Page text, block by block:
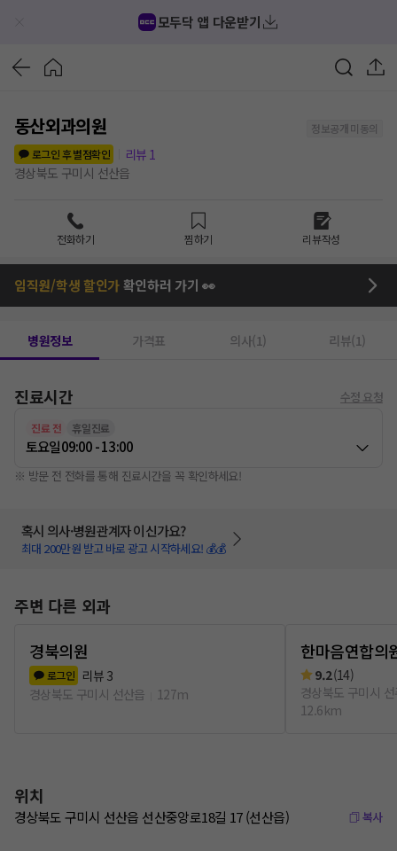
모두닥 앱 다운받기
동산외과의원
정보공개 미동의
로그인 후 별점확인
리뷰 1
경상북도 구미시 선산읍
전화하기 찜하기 리뷰작성
임직원/학생 할인가확인하러 가기 👀
병원정보 가격표 의사(1) 리뷰(1)
진료시간 수정 요청
진료 전 휴일진료
토요일09:00 - 13:00
※ 방문 전 전화를 통해 진료시간을 꼭 확인하세요!
혹시 의사·병원관계자 이신가요?
최대 200만원 받고 바로 광고 시작하세요! 💰💰
주변 다른 외과
경북의원
로그인 리뷰 3
경상북도 구미시 선산읍
127m
한마음연합의
9.2(14)
경상북도 구미시
12.6km
위치
경상북도 구미시 선산읍 선산중앙로18길 17 (선산읍) 복사